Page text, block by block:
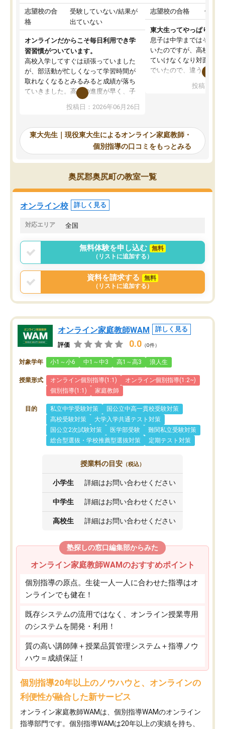
志望校の合
格
受験していない/結果が
出ていない
オンラインだからこそ毎日利用でき学
習習慣がついています。
高校入学してすぐは頑張っていました
が、部活動が忙しくなって学習時間が
取れなくなるとみるみると成績が落ち
ていきました。高校の進度が早く、子
供も家に帰って勉強の話すると嫌な反
応を示します。東大先生にお願いして
れるので、親としても安心です。毎日
使える自習室とかもあり、わからない
ところがあれば先生が回答してくれる
のも重宝しています。
投稿日：2026年06月26日
志望校の合格 合格
東大生ってやっぱりすご
息子は中学まではそこそ
いたのですが、高校に入
ていけなくなり対面の塾
でいたので、違うアプロ
で、当初は模試でD判定
自習室が毎日使えていつ
るのが心強かったよう
謝です。
投稿日：
東大先生｜現役東大生によるオンライン家庭教師・
個別指導の口コミをもっとみる
奥尻郡奥尻町の教室一覧
オンライン校 詳しく見る
対応エリア 全国
無料体験を申し込む
無料
（リストに追加する）
資料を請求する
無料
（リストに追加する）
オンライン家庭教師WAM 詳しく見る
評価 0.0 （0件）
対象学年 小1～小6 中1～中3 高1～高3 浪人生
授業形式 オンライン個別指導(1:1)
オンライン個別指導(1:2~)
個別指導(1:1)
家庭教師
目的 私立中学受験対策
国公立中高一貫校受験対策
高校受験対策
大学入学共通テスト対策
国公立2次試験対策
医学部受験
難関私立受験対策
総合型選抜・学校推薦型選抜対策
定期テスト対策
授業料の目安 （税込）
小学生 詳細はお問い合わせください
中学生 詳細はお問い合わせください
高校生 詳細はお問い合わせください
塾探しの窓口編集部からみた
オンライン家庭教師WAMのおすすめポイント
個別指導の原点。生徒一人一人に合わせた指導はオ
ンラインでも健在！
既存システムの流用ではなく、オンライン授業専用
のシステムを開発・利用！
質の高い講師陣＋授業品質管理システム＋指導ノウ
ハウ＝成績保証！
個別指導20年以上のノウハウと、オンラインの
利便性が融合した新サービス
オンライン家庭教師WAMは、個別指導WAMのオンライン
指導部門です。個別指導WAMは20年以上の実績を持ち、